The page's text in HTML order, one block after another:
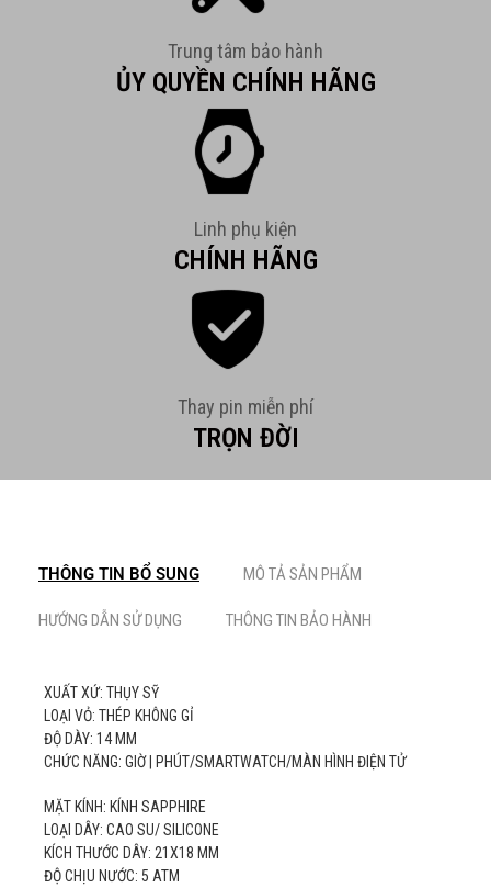
Trung tâm bảo hành
ỦY QUYỀN CHÍNH HÃNG
Linh phụ kiện
CHÍNH HÃNG
Thay pin miễn phí
TRỌN ĐỜI
THÔNG TIN BỔ SUNG MÔ TẢ SẢN PHẨM
HƯỚNG DẪN SỬ DỤNG THÔNG TIN BẢO HÀNH
XUẤT XỨ: THỤY SỸ
LOẠI VỎ: THÉP KHÔNG GỈ
ĐỘ DÀY: 14 MM
CHỨC NĂNG: GIỜ | PHÚT/SMARTWATCH/MÀN HÌNH ĐIỆN TỬ
MẶT KÍNH: KÍNH SAPPHIRE
LOẠI DÂY: CAO SU/ SILICONE
KÍCH THƯỚC DÂY: 21X18 MM
ĐỘ CHỊU NƯỚC: 5 ATM